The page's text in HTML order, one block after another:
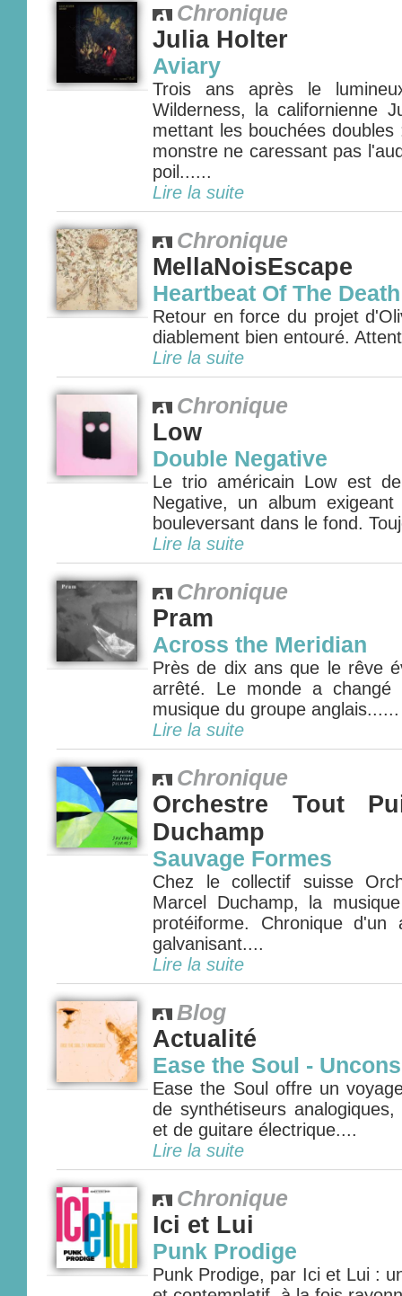
Chronique
Julia Holter
Aviary
Trois ans après le
Wilderness, la californienne
mettant les bouchées
monstre ne caressant pas
poil......
Lire la suite
Chronique
MellaNoisEscape
Heartbeat Of The Death
Retour en force du projet
diablement bien entouré.
Lire la suite
Chronique
Low
Double Negative
Le trio américain Low est
Negative, un album
bouleversant dans le fond.
Lire la suite
Chronique
Pram
Across the Meridian
Près de dix ans que le rêve
arrêté. Le monde a changé
musique du groupe anglais......
Lire la suite
Chronique
Orchestre Tout
Duchamp
Sauvage Formes
Chez le collectif suisse
Marcel Duchamp, la
protéiforme. Chronique d'un
galvanisant....
Lire la suite
Blog
Actualité
Ease the Soul -
Ease the Soul offre un
de synthétiseurs
et de guitare électrique....
Lire la suite
Chronique
Ici et Lui
Punk Prodige
Punk Prodige, par Ici et Lui :